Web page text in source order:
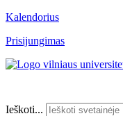
Kalendorius
Prisijungimas
Ieškoti...